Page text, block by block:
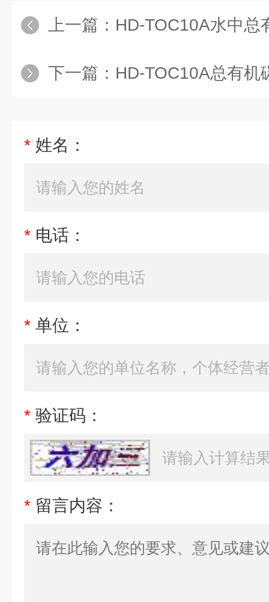
上一篇： HD-TOC10A水中总
下一篇： HD-TOC10A总有机
* 姓名：
* 电话：
* 单位：
* 验证码：
* 留言内容：